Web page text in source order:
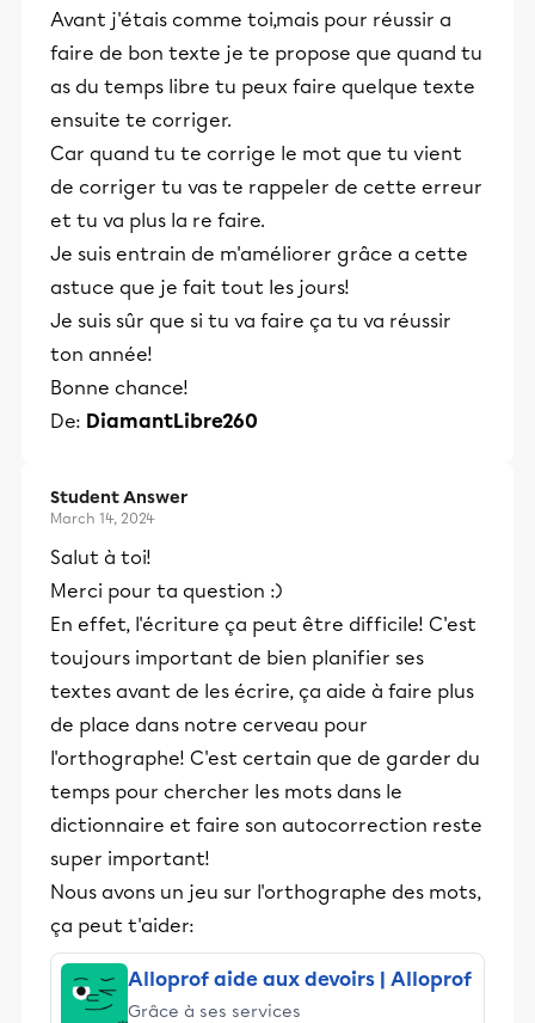
Avant j'étais comme toi,mais pour réussir a
faire de bon texte je te propose que quand tu
as du temps libre tu peux faire quelque texte
ensuite te corriger.
Car quand tu te corrige le mot que tu vient
de corriger tu vas te rappeler de cette erreur
et tu va plus la re faire.
Je suis entrain de m'améliorer grâce a cette
astuce que je fait tout les jours!
Je suis sûr que si tu va faire ça tu va réussir
ton année!
Bonne chance!
De: DiamantLibre260
Student Answer
March 14, 2024
Salut à toi!
Merci pour ta question :)
En effet, l'écriture ça peut être difficile! C'est
toujours important de bien planifier ses
textes avant de les écrire, ça aide à faire plus
de place dans notre cerveau pour
l'orthographe! C'est certain que de garder du
temps pour chercher les mots dans le
dictionnaire et faire son autocorrection reste
super important!
Nous avons un jeu sur l'orthographe des mots,
ça peut t'aider:
Alloprof aide aux devoirs | Alloprof
Grâce à ses services